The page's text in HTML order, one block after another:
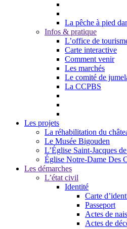
La pêche à pied
Infos & pratique
L’office de
Carte interactive
Comment venir
Les marchés
Le comité de
La CCPBS
Les projets
La réhabilitation du
Le Musée Bigouden
L’Église Saint-Jacques
Église Notre-Dame Des
Les démarches
L’état civil
Identité
Carte
Passeport
Actes de
Actes de